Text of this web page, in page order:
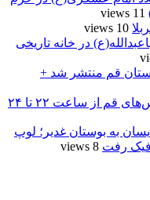
11 views
10 views
در خانه تاریخی
جمعیتی سال ۱۴۰۴ استان قم منتشر شد +
قم از ساعت ۲۲ تا ۲۴
به بوستان غدیر؛ لوپ
رفت 8 views